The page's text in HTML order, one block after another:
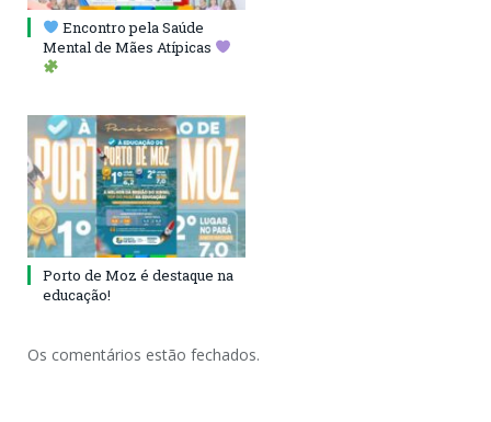
Encontro pela Saúde
Mental de Mães Atípicas
Porto de Moz é destaque na
educação!
Os comentários estão fechados.